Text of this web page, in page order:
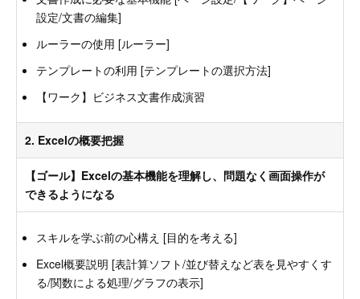
設定/文書の編集]
ルーラーの使用 [ルーラー]
テンプレートの利用 [テンプレートの選択方法]
【ワーク】ビジネス文書作成演習
2. Excelの概要把握
【ゴール】Excelの基本機能を理解し、問題なく画面操作が
できるようになる
スキルを学ぶ前の心構え [目的を考える]
Excel概要説明 [表計算ソフト/並び替えなど表を見やすくす
る/関数による処理/グラフの表示]